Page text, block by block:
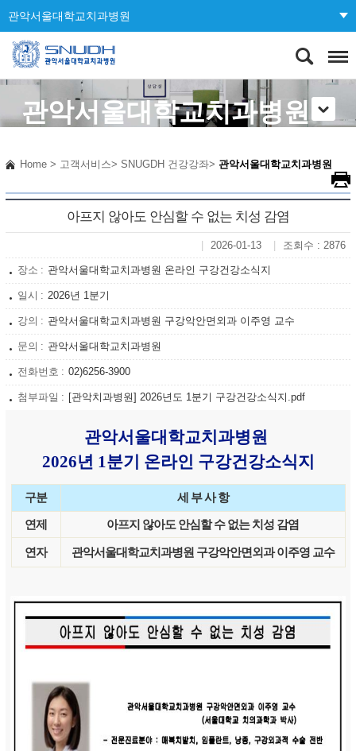
관악서울대학교치과병원
관악서울대학교치과병원
Home> 고객서비스> SNUGDH 건강강좌> 관악서울대학교치과병원
아프지 않아도 안심할 수 없는 치성 감염
2026-01-13 조회수 : 2876
장소 관악서울대학교치과병원 온라인 구강건강소식지
일시 2026년 1분기
강의 관악서울대학교치과병원 구강악안면외과 이주영 교수
문의 관악서울대학교치과병원
전화번호 02)6256-3900
첨부파일 [관악치과병원] 2026년도 1분기 구강건강소식지.pdf
관악서울대학교치과병원
2026년 1분기 온라인 구강건강소식지
구분 세 부 사 항
연제 아프지 않아도 안심할 수 없는 치성 감염
연자 관악서울대학교치과병원 구강악안면외과 이주영 교수